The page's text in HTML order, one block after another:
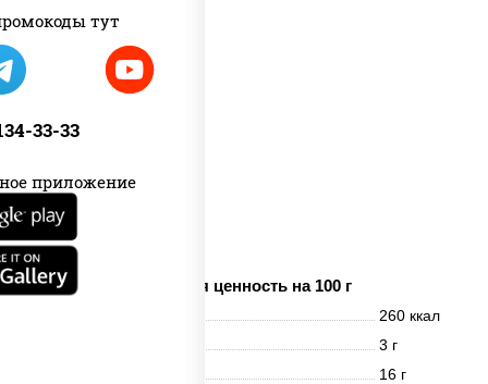
тут
33-33
приложение
дольки картофеля
Пищевая ценность на 100 г
260 ккал
3 г
16 г